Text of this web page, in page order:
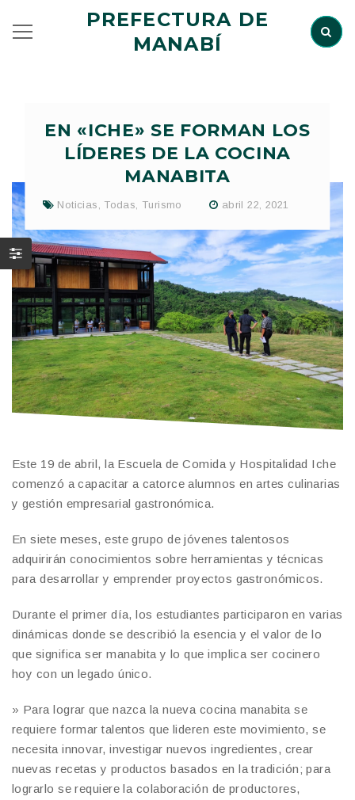
PREFECTURA DE
MANABÍ
EN «ICHE» SE FORMAN LOS
LÍDERES DE LA COCINA
MANABITA
Noticias Todas Turismo abril 22, 2021
Este 19 de abril, la Escuela de Comida y Hospitalidad Iche
comenzó a capacitar a catorce alumnos en artes culinarias
y gestión empresarial gastronómica.
En siete meses, este grupo de jóvenes talentosos
adquirirán conocimientos sobre herramientas y técnicas
para desarrollar y emprender proyectos gastronómicos.
Durante el primer día, los estudiantes participaron en varias
dinámicas donde se describió la esencia y el valor de lo
que significa ser manabita y lo que implica ser cocinero
hoy con un legado único.
» Para lograr que nazca la nueva cocina manabita se
requiere formar talentos que lideren este movimiento, se
necesita innovar, investigar nuevos ingredientes, crear
nuevas recetas y productos basados en la tradición; para
lograrlo se requiere la colaboración de productores,